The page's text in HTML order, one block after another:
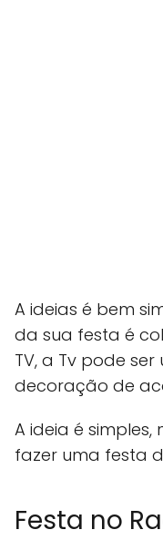
A ideias é bem
da sua festa é
TV, a Tv pode
decoração de
A ideia é
fazer uma festa
Festa no